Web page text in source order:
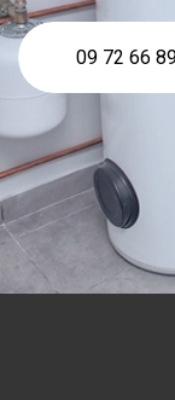
09 72 66